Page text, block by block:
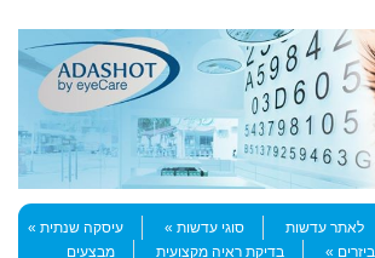
לאתר עדשות סוגי עדשות
עיסקה שנתית
בדיקת ראיה מקצועית
מבצעים